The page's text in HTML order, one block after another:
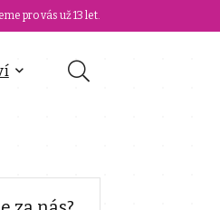
pro vás už 13 let.